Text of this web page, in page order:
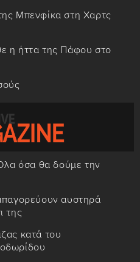
Μπενφίκα στη Χαρτς
η ήττα της Πάφου στο
όσα θα δούμε την
αυστηρά
της
κατά του